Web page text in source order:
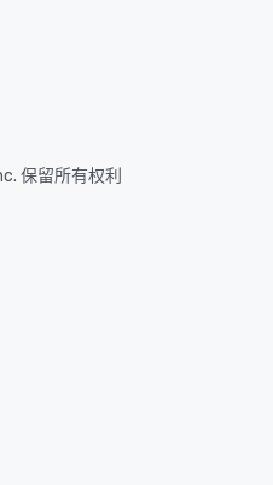
保留所有权利